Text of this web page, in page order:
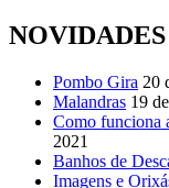
NOVIDADES
Pombo Gira 20
Malandras 19
Como funciona
2021
Banhos de
Imagens e